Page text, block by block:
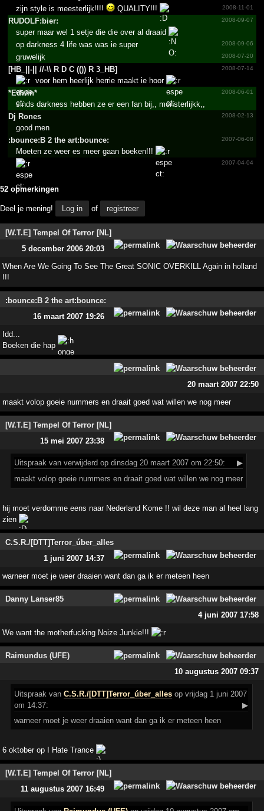
2008-11-01
zijn style is meesterlijk!!!!
QUALITY!!!
RUDOLF:bier:
2008-09-07
super maar wel 1 setje die die over al draaid
2008-09-06
op darkness 4 life was was ie super
2008-07-20
gruwelijk
[HB_­||-|| //­-\\ R D C (()) R 3_­HB]
2008-07-14
voor hem heerlijk herrie maakt ie hoor
*Edwin*
2008-06-01
sinds darkness hebben ze er een fan bij,, monsterlijkk,,
Dj Rones
2008-02-13
good men
:bounce:B 2 the art:bounce:
2007-06-08
Moeten ze weer es meer gaan boeken!!!
2007-04-04
52 opmerkingen
Deel je mening! Log in of registreer
[W.T.E] Tempel Of Terror [NL]
5 december 2006 20:03
When Are We Going To See The Great SONIC OVERKILL Again in holland
!!!
:bounce:B 2 the art:bounce:
16 maart 2007 19:26
Idd...
Boeken die hap
20 maart 2007 22:50
maakt volop goeie nummers en draait goed wat willen we nog meer
[W.T.E] Tempel Of Terror [NL]
15 mei 2007 23:38
Uitspraak van verwijderd op dinsdag 20 maart 2007 om 22:50:
▶
maakt volop goeie nummers en draait goed wat willen we nog meer
hij moet verdomme eens naar Nederland Kome !! wil deze man al heel lang
zien
C.S.R./[DTT]Terror_úber_alles
1 juni 2007 14:37
warneer moet je weer draaien want dan ga ik er meteen heen
Danny Lanser85
4 juni 2007 17:58
We want the motherfucking Noize Junkie!!!
Raimundus (UFE)
10 augustus 2007 09:37
Uitspraak vanC.S.R./[DTT]Terror_úber_alles op vrijdag 1 juni 2007
om 14:37:
▶
warneer moet je weer draaien want dan ga ik er meteen heen
6 oktober op I Hate Trance
[W.T.E] Tempel Of Terror [NL]
11 augustus 2007 16:49